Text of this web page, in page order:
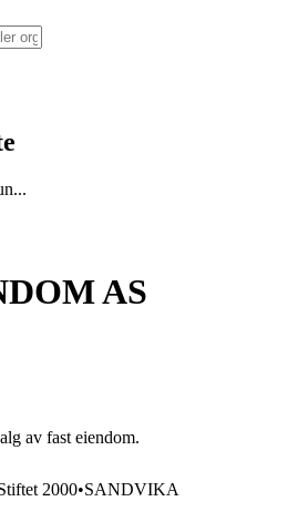
AS
av fast eiendom.
2000•SANDVIKA